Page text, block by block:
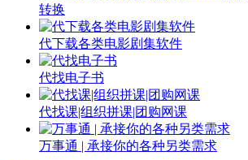
转换
代下载各类电影剧集软件
代找电子书
代找课|组织拼课|团购网课
万事通 | 承接你的各种另类需求